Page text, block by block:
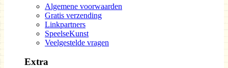
Algemene voorwaarden
Gratis verzending
Linkpartners
SpeelseKunst
Veelgestelde vragen
Extra